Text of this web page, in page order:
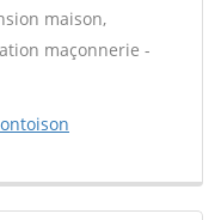
maison,
maçonnerie -